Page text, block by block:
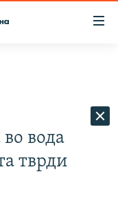
вода
тврди